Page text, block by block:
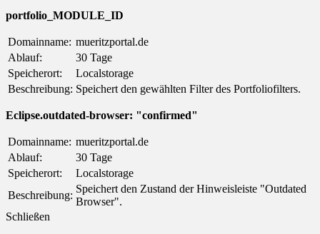
portfolio_MODULE_ID
Domainname: mueritzportal.de
Ablauf:
30 Tage
Speicherort:
Localstorage
Beschreibung: Speichert den gewählten Filter des Portfoliofilters.
Eclipse.outdated-browser: "confirmed"
Domainname: mueritzportal.de
Ablauf:
30 Tage
Speicherort:
Localstorage
Beschreibung:
Speichert den Zustand der Hinweisleiste "Outdated
Browser".
Schließen